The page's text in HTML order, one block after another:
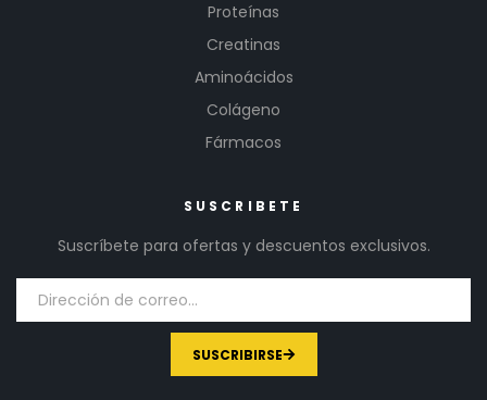
Proteínas
Creatinas
Aminoácidos
Colágeno
Fármacos
SUSCRIBETE
Suscríbete para ofertas y descuentos exclusivos.
SUSCRIBIRSE